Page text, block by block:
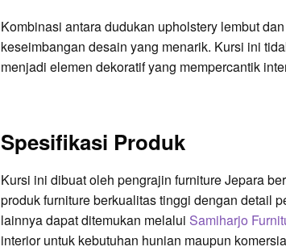
Kombinasi antara dudukan upholstery lembut
keseimbangan desain yang menarik. Kursi ini
menjadi elemen dekoratif yang mempercantik
Spesifikasi Produk
Kursi ini dibuat oleh pengrajin furniture Jepara
produk furniture berkualitas tinggi dengan detail
lainnya dapat ditemukan melalui Samiharjo
interior untuk kebutuhan hunian maupun